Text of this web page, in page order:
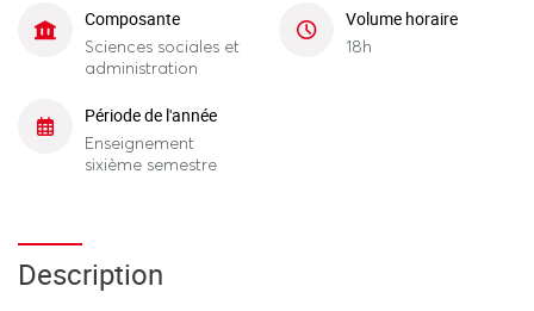
Composante
Sciences sociales et
administration
Volume horaire
18h
Période de l'année
Enseignement
sixième semestre
Description